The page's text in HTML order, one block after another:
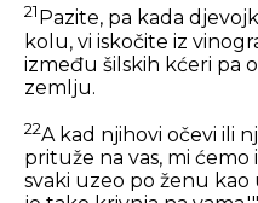
21 Pazite, pa kada
kolu, vi iskočite iz
između šilskih kćeri pa
zemlju.
22A kad njihovi očevi ili
prituže na vas, mi
svaki uzeo po ženu kao